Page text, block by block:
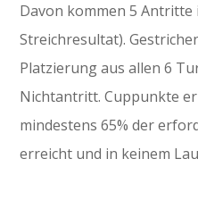
Davon kommen 5
Streichresultat).
Platzierung aus allen 6
Nichtantritt. Cuppunkte
mindestens 65% der
erreicht und in keinem